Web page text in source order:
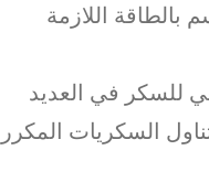
بالطاقة اللازمة
للسكر في العديد
السكريات المكرر